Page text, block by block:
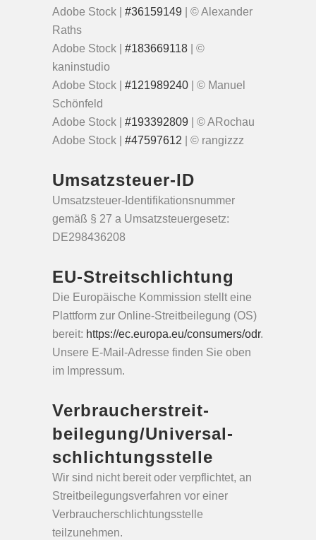
Adobe Stock | #36159149 | © Alexander
Raths
Adobe Stock | #183669118 | ©
kaninstudio
Adobe Stock | #121989240 | © Manuel
Schönfeld
Adobe Stock | #193392809 | © ARochau
Adobe Stock | #47597612 | © rangizzz
Umsatzsteuer-ID
Umsatzsteuer-Identifikationsnummer
gemäß § 27 a Umsatzsteuergesetz:
DE298436208
EU-Streitschlichtung
Die Europäische Kommission stellt eine
Plattform zur Online-Streitbeilegung (OS)
bereit: https://ec.europa.eu/consumers/odr.
Unsere E-Mail-Adresse finden Sie oben
im Impressum.
Verbraucher­streit­
beilegung/Universal­
schlichtungs­stelle
Wir sind nicht bereit oder verpflichtet, an
Streitbeilegungsverfahren vor einer
Verbraucherschlichtungsstelle
teilzunehmen.